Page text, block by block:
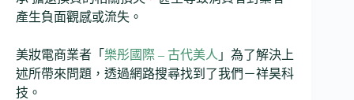
產生負面觀感或流失。
美妝電商業者「 樂彤國際 – 古代美人 」為了解決上
述所帶來問題，透過網路搜尋找到了我們－祥昊科
技。